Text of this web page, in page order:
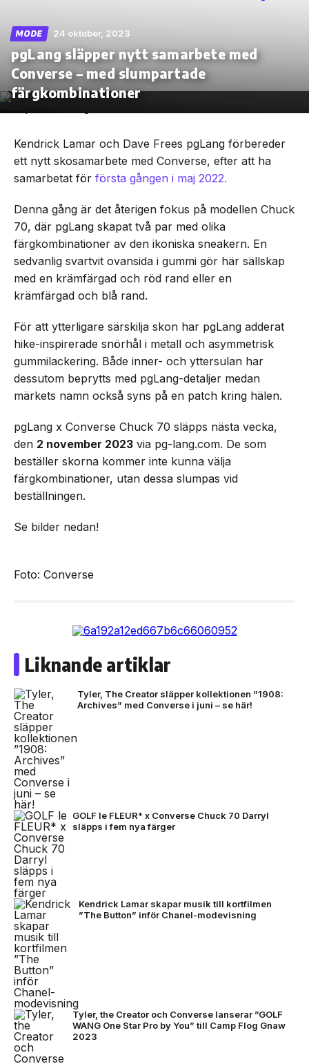
Skip
the
MODE 24 oktober, 2023
pgLang släpper nytt samarbete med
Converse – med slumpartade
färgkombinationer
Kendrick Lamar och Dave Frees pgLang förbereder
ett nytt skosamarbete med Converse, efter att ha
samarbetat för första gången i maj 2022.
Denna gång är det återigen fokus på modellen Chuck
70, där pgLang skapat två par med olika
färgkombinationer av den ikoniska sneakern. En
sedvanlig svartvit ovansida i gummi gör här sällskap
med en krämfärgad och röd rand eller en
krämfärgad och blå rand.
För att ytterligare särskilja skon har pgLang adderat
hike-inspirerade snörhål i metall och asymmetrisk
gummilackering. Både inner- och yttersulan har
dessutom beprytts med pgLang-detaljer medan
märkets namn också syns på en patch kring hälen.
pgLang x Converse Chuck 70 släpps nästa vecka,
den 2 november 2023 via pg-lang.com. De som
beställer skorna kommer inte kunna välja
färgkombinationer, utan dessa slumpas vid
beställningen.
Se bilder nedan!
Foto: Converse
Liknande artiklar
Tyler, The Creator släpper kollektionen ”1908:
Archives” med Converse i juni – se här!
GOLF le FLEUR* x Converse Chuck 70 Darryl
släpps i fem nya färger
Kendrick Lamar skapar musik till kortfilmen
”The Button” inför Chanel-modevisning
Tyler, the Creator och Converse lanserar ”GOLF
WANG One Star Pro by You” till Camp Flog Gnaw
2023